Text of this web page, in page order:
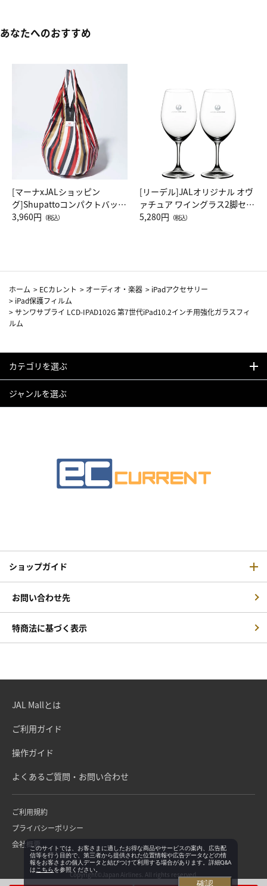
あなたへのおすすめ
[マーナxJALショッピン
グ]Shupattoコンパクトバッグ
Drop JAL客室乗務員（LC）ス
3,960円 （税込）
[リーデル]JALオリジナル オヴ
ァチュア ワイングラス2脚セッ
ト（レッドワイン）
5,280円 （税込）
ホーム > ECカレント > オーディオ・楽器 > iPadアクセサリー
> iPad保護フィルム
>サンワサプライ LCD-IPAD102G 第7世代iPad10.2インチ用強化ガラスフィ
ルム
カテゴリを選ぶ
ジャンルを選ぶ
ショップガイド
お問い合わせ先
特商法に基づく表示
JAL Mallとは
ご利用ガイド
操作ガイド
よくあるご質問・お問い合わせ
ご利用規約
プライバシーポリシー
会社概要
Copyright©Japan Airlines. All rights reserved.
このサイトでは、お客さまに適したお得な商品やサービスの案内、広告配
信等を行う目的で、第三者から提供された位置情報や広告データなどの情
報をお客さまの個人データと結びつけて利用する場合があります。詳細Q&A
は こちらを参照ください。
確認